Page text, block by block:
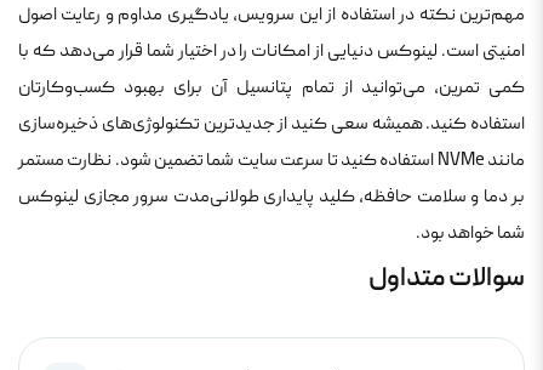
مهم‌ترین نکته در استفاده از این سرویس، یادگیری مداوم و رعایت اصول
امنیتی است. لینوکس دنیایی از امکانات را در اختیار شما قرار می‌دهد که با
کمی تمرین، می‌توانید از تمام پتانسیل آن برای بهبود کسب‌وکارتان
استفاده کنید. همیشه سعی کنید از جدیدترین تکنولوژی‌های ذخیره‌سازی
مانند NVMe استفاده کنید تا سرعت سایت شما تضمین شود. نظارت مستمر
بر دما و سلامت حافظه، کلید پایداری طولانی‌مدت سرور مجازی لینوکس
شما خواهد بود.
سوالات متداول